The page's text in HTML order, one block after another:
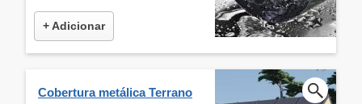
+ Adicionar
Cobertura metálica Terrano